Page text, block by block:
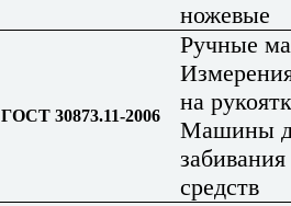
ножевые
ГОСТ 30873.11-2006
Ручные
на
Машины
средств